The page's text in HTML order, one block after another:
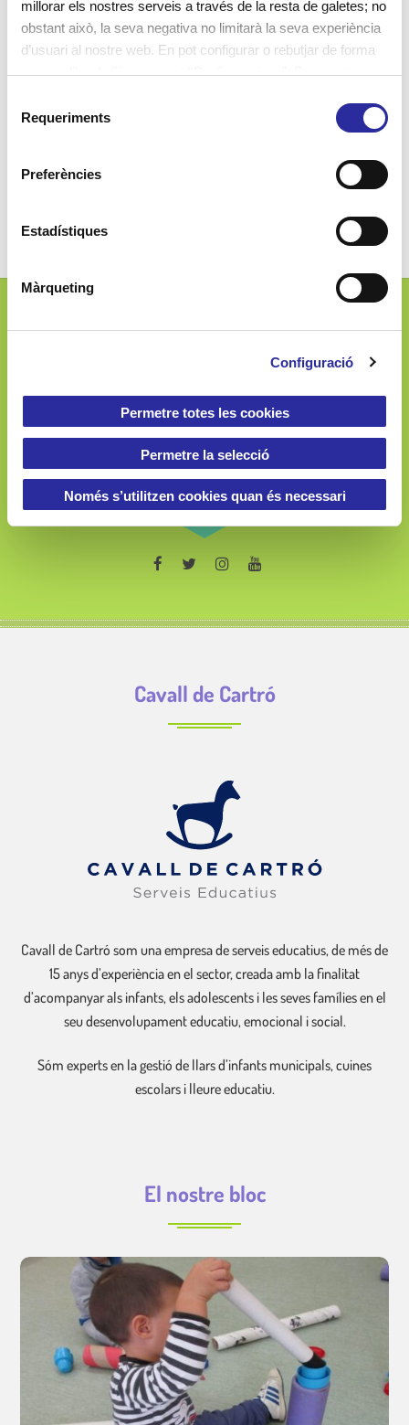
millorar els nostres serveis a través de la resta de galetes; no
obstant això, la seva negativa no limitarà la seva experiència
d’usuari al nostre web. En pot configurar o rebutjar de forma
personalitzada l’ús prement “Configuracions”. Per a més
d
Requeriments
Preferències
Estadístiques
Màrqueting
Configuració
Permetre totes les cookies
Permetre la selecció
Només s’utilitzen cookies quan és necessari
econòmic.
Presentem “Una experiència d’inclusió
Josep Ferrater i Mora, 2-4
900 060 133
Cavall de Cartró
Cavall de Cartró som una empresa de serveis educatius, de més de
15 anys d’experiència en el sector, creada amb la finalitat
d’acompanyar als infants, els adolescents i les seves famílies en el
seu desenvolupament educatiu, emocional i social.
Sóm experts en la gestió de llars d’infants municipals, cuines
escolars i lleure educatiu.
El nostre bloc